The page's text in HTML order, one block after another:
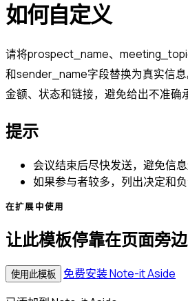
如何自定义
请将prospect_name、
和sender_name字段替换为真实信息
金额、状态和链接，避免给出不准确
提示
会议结束后尽快发送，避免信息
如果参与者较多，列出决定和负
在扩展中使用
让此模板停靠在页面旁边
使用此模板
免费安装 Note-it Aside